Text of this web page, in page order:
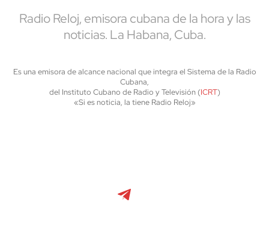
Radio Reloj, emisora cubana de la hora y las
noticias. La Habana, Cuba.
Es una emisora de alcance nacional que integra el Sistema de la Radio
Cubana,
del Instituto Cubano de Radio y Televisión (ICRT)
«Si es noticia, la tiene Radio Reloj»